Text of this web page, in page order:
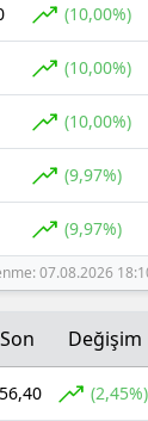
(10,00%)
(10,00%)
(10,00%)
(9,97%)
(9,97%)
07.08.2026
Son Değişim
56,40 (2,45%)